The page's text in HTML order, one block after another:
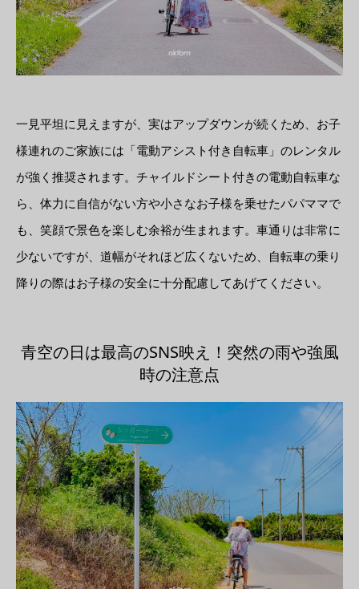
一見平坦に見えますが、実はアップダウンが続くため、お子
様連れのご家族には「電動アシスト付き自転車」のレンタル
が強く推奨されます。チャイルドシート付きの電動自転車な
ら、体力に自信がない方や小さなお子様を乗せたパパママで
も、笑顔で景色を楽しむ余裕が生まれます。車通りは非常に
少ないですが、道幅がそれほど広くないため、自転車の乗り
降りの際はお子様の安全に十分配慮してあげてください。
青空の日は最高のSNS映え！突然の雨や強風
時の注意点